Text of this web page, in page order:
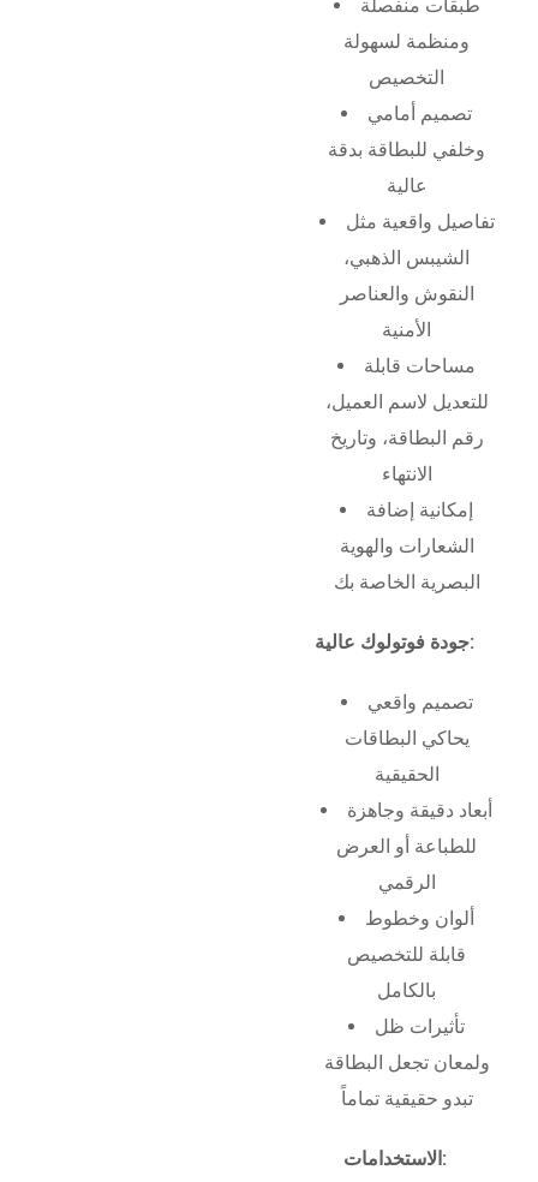
طبقات منفصلة
ومنظمة لسهولة
التخصيص
تصميم أمامي
وخلفي للبطاقة بدقة
عالية
تفاصيل واقعية مثل
الشيبس الذهبي،
النقوش والعناصر
الأمنية
مساحات قابلة
للتعديل لاسم العميل،
رقم البطاقة، وتاريخ
الانتهاء
إمكانية إضافة
الشعارات والهوية
البصرية الخاصة بك
جودة فوتولوك عالية:
تصميم واقعي
يحاكي البطاقات
الحقيقية
أبعاد دقيقة وجاهزة
للطباعة أو العرض
الرقمي
ألوان وخطوط
قابلة للتخصيص
بالكامل
تأثيرات ظل
ولمعان تجعل البطاقة
تبدو حقيقية تماماً
الاستخدامات: